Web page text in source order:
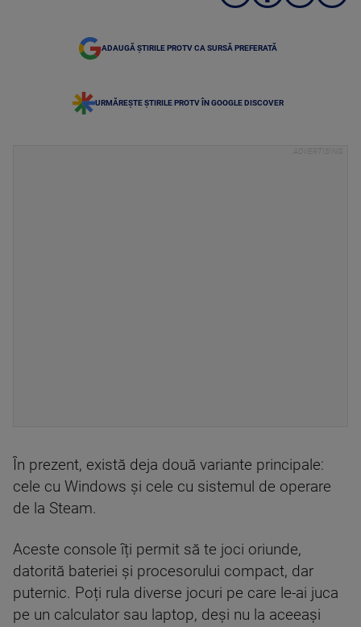
ADAUGĂ ȘTIRILE PROTV CA SURSĂ PREFERATĂ
URMĂREȘTE ȘTIRILE PROTV ÎN GOOGLE DISCOVER
În prezent, există deja două variante principale:
cele cu Windows și cele cu sistemul de operare
de la Steam.
Aceste console îți permit să te joci oriunde,
datorită bateriei și procesorului compact, dar
puternic. Poți rula diverse jocuri pe care le-ai juca
pe un calculator sau laptop, deși nu la aceeași